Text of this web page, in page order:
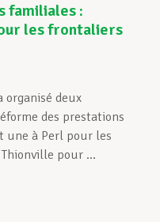
familiales :
les frontaliers
organisé deux
des prestations
une à Perl pour les
pour ...